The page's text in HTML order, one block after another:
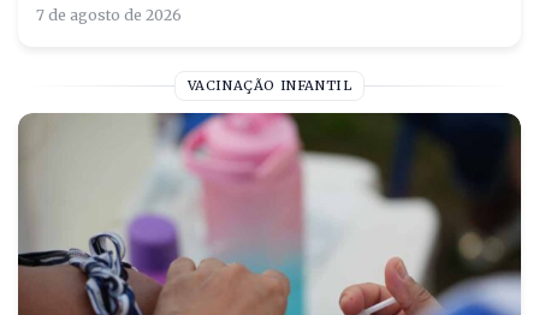
7 de agosto de 2026
VACINAÇÃO INFANTIL